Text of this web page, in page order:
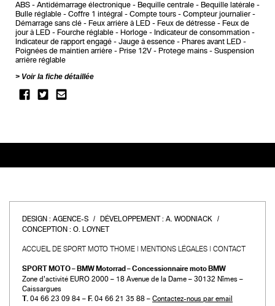
ABS Antidémarrage électronique Bequille centrale
Bequille latérale
Bulle réglable
Coffre 1 intégral Compte tours
Compteur journalier
Démarrage sans clé
Feux arrière à LED Feux de détresse
Feux de
jour à LED
Fourche réglable Horloge
Indicateur de consommation
Indicateur de rapport engagé
Jauge à essence
Phares avant LED
Poignées de maintien arrière
Prise 12V Protege mains
Suspension
arrière réglable
Voir la fiche détaillée
DESIGN : AGENCE-S DÉVELOPPEMENT : A. WODNIACK
CONCEPTION : O. LOYNET
ACCUEIL DE SPORT MOTO THOME MENTIONS LÉGALES CONTACT
SPORT MOTO – BMW Motorrad – Concessionnaire moto BMW
Zone d’activité EURO 2000 – 18 Avenue de la Dame – 30132 Nîmes –
Caissargues
T. 04 66 23 09 84 – F. 04 66 21 35 88 – Contactez-nous par email